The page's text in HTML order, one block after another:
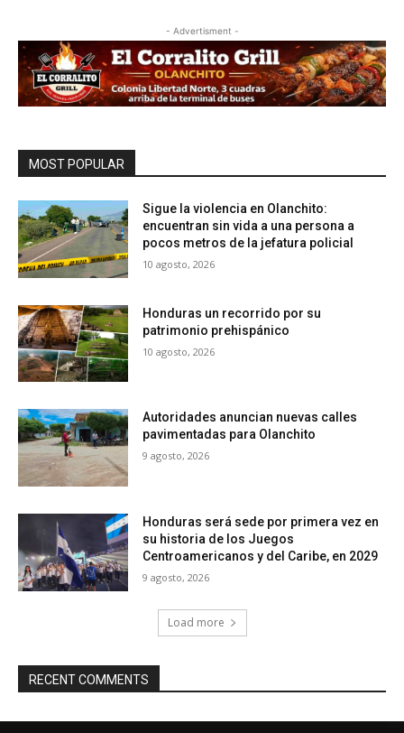
- Advertisment -
MOST POPULAR
Sigue la violencia en Olanchito:
encuentran sin vida a una persona a
pocos metros de la jefatura policial
10 agosto, 2026
Honduras un recorrido por su
patrimonio prehispánico
10 agosto, 2026
Autoridades anuncian nuevas calles
pavimentadas para Olanchito
9 agosto, 2026
Honduras será sede por primera vez en
su historia de los Juegos
Centroamericanos y del Caribe, en 2029
9 agosto, 2026
Load more
RECENT COMMENTS